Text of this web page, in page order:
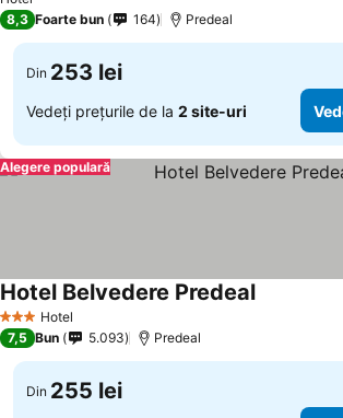
8,3 Foarte bun 164 Predeal
Din 253 lei
Vedeți prețurile de la 2 site-uri
Alegere populară
3 SteleHotel
Hotel Belvedere Predeal
7,5 Bun 5.093 Predeal
Din 255 lei